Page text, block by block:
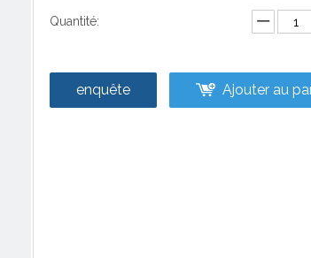
Quantité:
enquête Ajouter au